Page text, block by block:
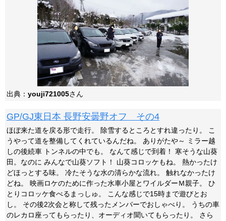
出典： youji721005さん
GP/GJ東日本 長野安曇野オフ その4
ほぼ来た道を戻る形で走行。 除雪するところとすれ違ったり。 こ
うやって道を整備してくれているんだね。 ありがたや～ ミラー越
しの後続車 トンネルの中でも。 なんて感じで到着！ 寒そうな山葵
田。なのに みんなで山葵ソフト！ 山葵コロッケもね。 熱かったけ
どほっとする味。 冷たそうな水の清らかな流れ。 触れなかったけ
どね。 映画ロケのために作った水車小屋とワイルダーＭ親子。 ひ
とりコロッケ食べるまっしゅ。 こんな感じで15時まで遊びとお
し。 その後2次会と称して残ったメンバーでおしゃべり。 うちの車
のレカロ座ってもらったり、オーディオ聞いてもらったり。 さら